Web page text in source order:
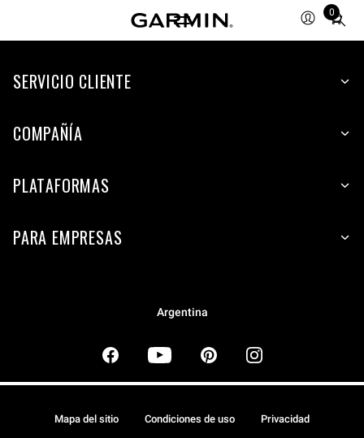
0
Total
items
cart:
SERVICIO CLIENTE
COMPAÑÍA
PLATAFORMAS
PARA EMPRESAS
Argentina
Mapa del sitio Condiciones de uso Privacidad